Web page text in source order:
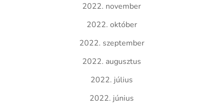
2022. november
2022. október
2022. szeptember
2022. augusztus
2022. július
2022. június